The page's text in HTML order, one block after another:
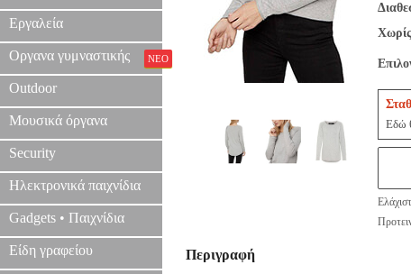
Εργαλεία
Οργανα γυμναστικής ΝΕΟ
Outdoor
Μουσικά όργανα
Security
Ηλεκτρονικά παιχνίδια
Gadgets • Παιχνίδια
Είδη γραφείου
Εδώ
Περιγραφή